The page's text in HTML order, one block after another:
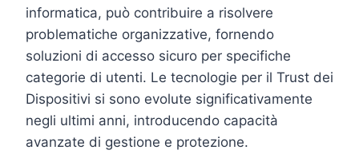
informatica, può contribuire a risolvere
problematiche organizzative, fornendo
soluzioni di accesso sicuro per specifiche
categorie di utenti. Le tecnologie per il Trust dei
Dispositivi si sono evolute significativamente
negli ultimi anni, introducendo capacità
avanzate di gestione e protezione.